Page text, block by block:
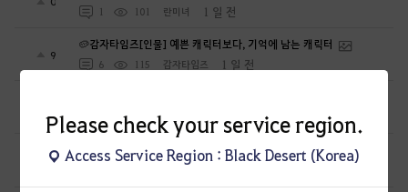
Please check your service region.
Access Service Region : Black Desert (Korea)
1 101 란미녀 1 일 전
9
🥔감자타임즈[인물] 예쁜 캐릭터보다, 기억에 남는 캐릭터
6 115 감자타임즈 1 일 전
1 일 전
0
심심해서 해보려는 뉴빈데